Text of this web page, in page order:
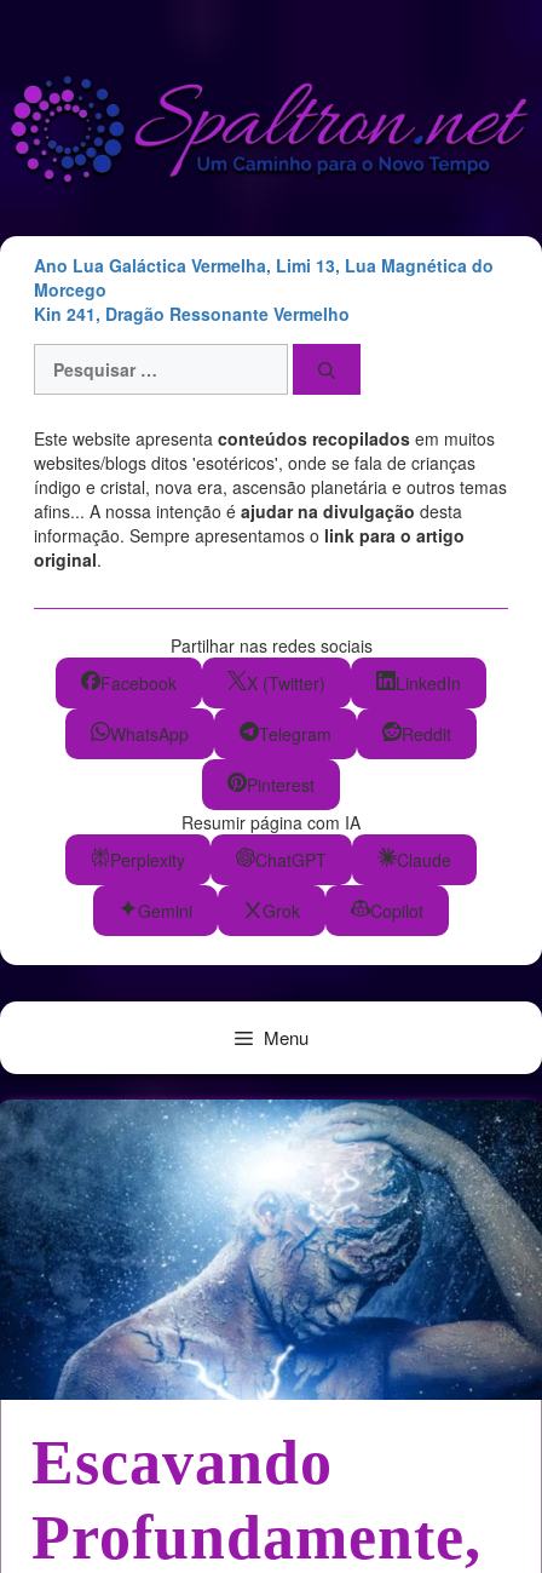
conteúdo
Ano Lua Galáctica Vermelha, Limi 13, Lua Magnética do
Morcego
Kin 241, Dragão Ressonante Vermelho
por:
Este website apresenta conteúdos recopilados em muitos
websites/blogs ditos 'esotéricos', onde se fala de crianças
índigo e cristal, nova era, ascensão planetária e outros temas
afins... A nossa intenção é ajudar na divulgação desta
informação. Sempre apresentamos o link para o artigo
original.
Partilhar nas redes sociais
Facebook
X (Twitter) LinkedIn
WhatsApp Telegram Reddit
Pinterest
Resumir página com IA
Perplexity
ChatGPT Claude
Gemini Grok Copilot
Menu
Escavando
Profundamente,